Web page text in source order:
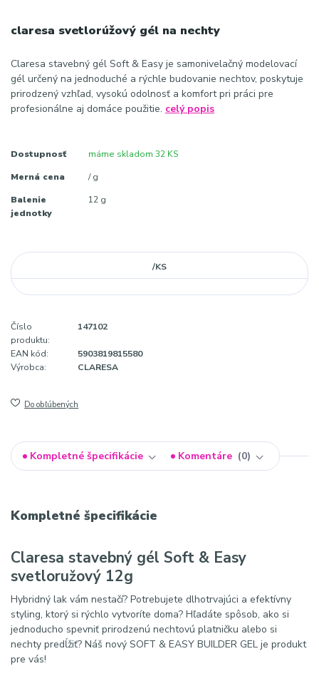
claresa svetlorúžový gél na nechty
Claresa stavebný gél Soft & Easy je samonivelačný modelovací
gél určený na jednoduché a rýchle budovanie nechtov, poskytuje
prirodzený vzhľad, vysokú odolnosť a komfort pri práci pre
profesionálne aj domáce použitie. celý popis
Dostupnosť máme skladom 32 KS
Merná cena / g
Balenie
jednotky
12 g
/KS
Číslo
produktu:
147102
EAN kód:
5903819815580
Výrobca:
CLARESA
Do obľúbených
Kompletné špecifikácie Komentáre 0
Kompletné špecifikácie
Claresa stavebný gél Soft & Easy
svetloružový 12g
Hybridný lak vám nestačí? Potrebujete dlhotrvajúci a efektívny
styling, ktorý si rýchlo vytvoríte doma? Hľadáte spôsob, ako si
jednoducho spevniť prirodzenú nechtovú platničku alebo si
nechty predĺžiť? Náš nový SOFT & EASY BUILDER GEL je produkt
pre vás!